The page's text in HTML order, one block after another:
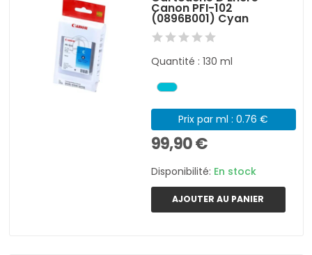
Canon PFI-102
(0896B001) Cyan
Quantité : 130 ml
Prix par ml : 0.76 €
99,90 €
Disponibilité: En stock
AJOUTER AU PANIER